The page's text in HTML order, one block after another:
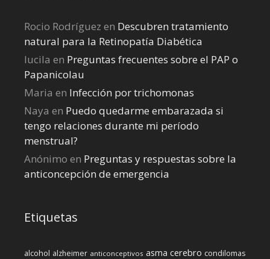
Rocio Rodríguez en Descubren tratamiento
natural para la Retinopatía Diabética
lucila en Preguntas frecuentes sobre el PAP o
Papanicolau
Maria en Infección por trichomonas
Naya en Puedo quedarme embarazada si
tengo relaciones durante mi perí­odo
menstrual?
Anónimo en Preguntas y respuestas sobre la
anticoncepción de emergencia
Etiquetas
alcohol alzheimer anticonceptivos asma cerebro condilomas